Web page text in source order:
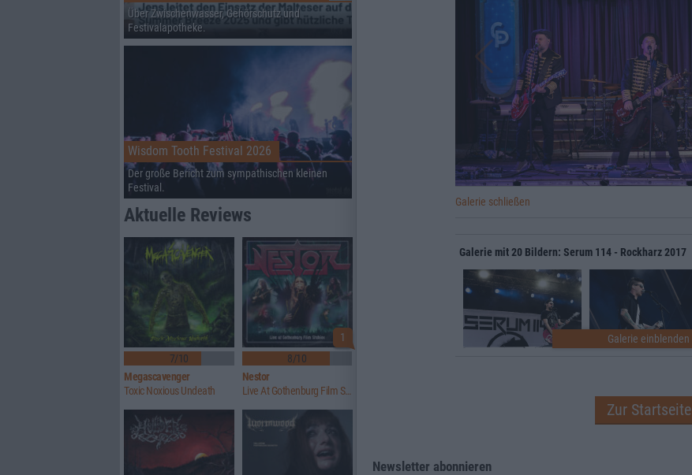
Galerie schließen
Galerie mit 20 Bildern: Serum 114 - Rockharz 2017
Zur Startseite
Newsletter abonnieren
Über Zwischenwasser, Gehörschutz und
Festivalapotheke.
Wisdom Tooth Festival 2026
Der große Bericht zum sympathischen kleinen
Festival.
Aktuelle Reviews
7/10
Megascavenger
Toxic Noxious Undeath
1
8/10
Nestor
Live At Gothenburg Film Studios